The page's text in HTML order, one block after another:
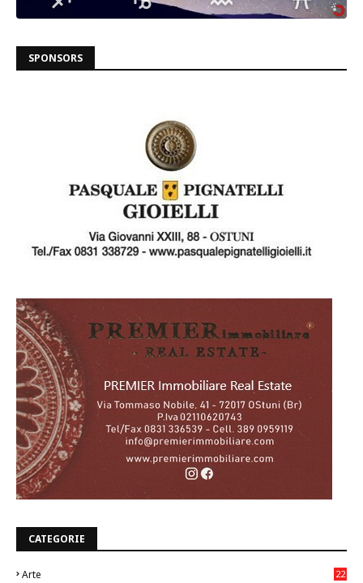
SPONSORS
CATEGORIE
Arte
22